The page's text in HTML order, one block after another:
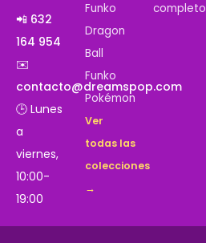
📲 632
164 954
✉️
contacto@dreamspop.com
🕒 Lunes
a
viernes,
10:00-
19:00
Funko
Dragon
Ball
Funko
Pokémon
Ver
todas las
colecciones
→
completo